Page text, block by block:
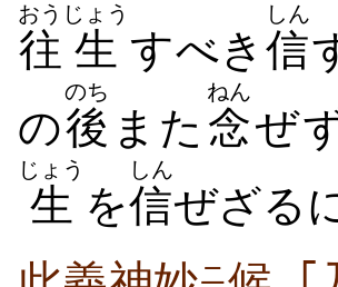
往
おう
生
じょう
すべき 信
しん
の後
のち
また 念
ねん
ぜ
生
じょう
を信
しん
ぜざる
ニ